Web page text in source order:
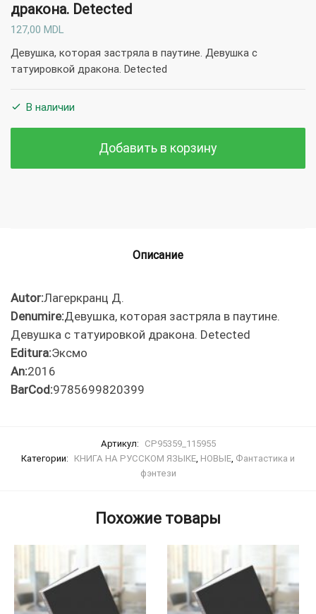
дракона. Detected
127,00 MDL
Девушка, которая застряла в паутине. Девушка с
татуировкой дракона. Detected
В наличии
Добавить в корзину
Описание
Autor:Лагеркранц Д.
Denumire:Девушка, которая застряла в паутине.
Девушка с татуировкой дракона. Detected
Editura:Эксмо
An:2016
BarCod:9785699820399
Артикул:
CP95359_115955
Категории:
КНИГА НА РУССКОМ ЯЗЫКЕ, НОВЫE, Фантастика и
фэнтези
Похожие товары